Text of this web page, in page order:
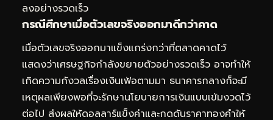
ลงอย่างรวดเร็ว
กรณีศึกษาเมื่อตัวเลขจริงออกมาดีกว่าคาด
เมื่อตัวเลขจริงออกมาแข็งแกร่งกว่าที่ตลาดคาดไว้
แสดงว่าเศรษฐกิจกำลังขยายตัวอย่างรวดเร็ว อาจทำให้
เกิดความกังวลเรื่องเงินเฟ้อตามมา ธนาคารกลางก็จะมี
เหตุผลเพียงพอที่จะรักษานโยบายการเงินแบบเข้มงวดไว้
ต่อไป ส่งผลให้ดอลลาร์แข็งค่าและกดดันราคาทองคำให้